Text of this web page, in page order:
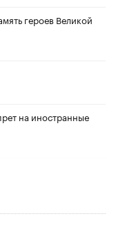
героев Великой
на иностранные